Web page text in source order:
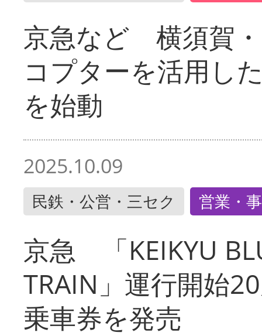
京急など 横須賀
コプターを活用し
を始動
2025.10.09
民鉄・公営・三セク 営業・
京急 「KEIKYU
TRAIN」運行開始
乗車券を発売